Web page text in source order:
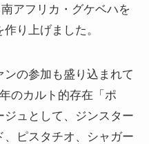
アフリカ・グケベハを
り上げました。
の参加も盛り込まれて
のカルト的存在「ポ
ジュとして、ジンスター
ピスタチオ、シャガー